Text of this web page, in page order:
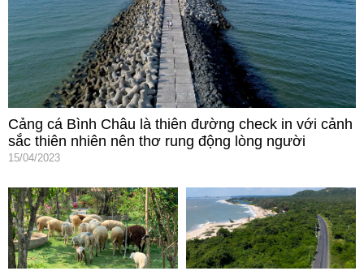
Cảng cá Bình Châu là thiên đường check in với cảnh
sắc thiên nhiên nên thơ rung động lòng người
15/04/2023